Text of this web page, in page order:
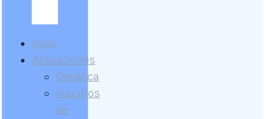
Inicio
Aplicaciones
Genética
Insumos
de